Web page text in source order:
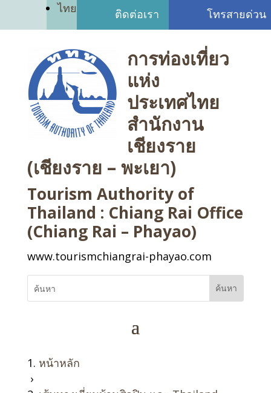
ไทย ติดต่อเรา โทรสายด่วน
การท่องเที่ยว
แห่ง
ประเทศไทย
สำนักงาน
เชียงราย
(เชียงราย – พะเยา)
Tourism Authority of
Thailand : Chiang Rai Office
(Chiang Rai – Phayao)
www.tourismchiangrai-phayao.com
หน้าหลัก
›